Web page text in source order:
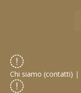
Chi siamo (contatti) |